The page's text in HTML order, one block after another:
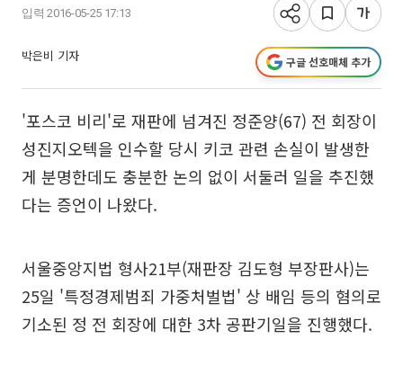
입력 2016-05-25 17:13
박은비 기자 구글 선호매체 추가
'포스코 비리'로 재판에 넘겨진 정준양(67) 전 회장이
성진지오텍을 인수할 당시 키코 관련 손실이 발생한
게 분명한데도 충분한 논의 없이 서둘러 일을 추진했
다는 증언이 나왔다.
서울중앙지법 형사21부(재판장 김도형 부장판사)는
25일 '특정경제범죄 가중처벌법' 상 배임 등의 혐의로
기소된 정 전 회장에 대한 3차 공판기일을 진행했다.